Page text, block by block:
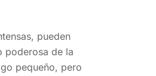
pueden
poderosa de la
pequeño, pero